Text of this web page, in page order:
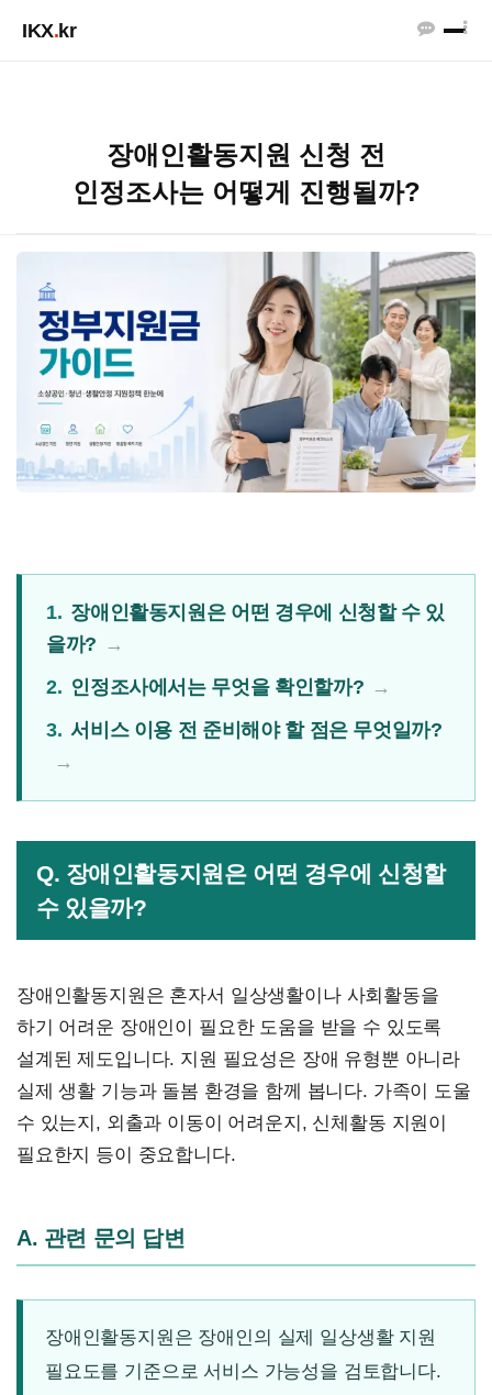
IKX.kr
장애인활동지원 신청 전
인정조사는 어떻게 진행될까?
1. 장애인활동지원은 어떤 경우에 신청할 수 있
을까?
2. 인정조사에서는 무엇을 확인할까?
3. 서비스 이용 전 준비해야 할 점은 무엇일까?
Q. 장애인활동지원은 어떤 경우에 신청할
수 있을까?
장애인활동지원은 혼자서 일상생활이나 사회활동을
하기 어려운 장애인이 필요한 도움을 받을 수 있도록
설계된 제도입니다. 지원 필요성은 장애 유형뿐 아니라
실제 생활 기능과 돌봄 환경을 함께 봅니다. 가족이 도울
수 있는지, 외출과 이동이 어려운지, 신체활동 지원이
필요한지 등이 중요합니다.
A. 관련 문의 답변
장애인활동지원은 장애인의 실제 일상생활 지원
필요도를 기준으로 서비스 가능성을 검토합니다.